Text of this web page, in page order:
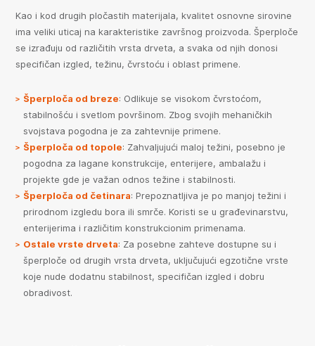
Kao i kod drugih pločastih materijala, kvalitet osnovne sirovine
ima veliki uticaj na karakteristike završnog proizvoda. Šperploče
se izrađuju od različitih vrsta drveta, a svaka od njih donosi
specifičan izgled, težinu, čvrstoću i oblast primene.
Šperploča od breze: Odlikuje se visokom čvrstoćom,
stabilnošću i svetlom površinom. Zbog svojih mehaničkih
svojstava pogodna je za zahtevnije primene.
Šperploča od topole: Zahvaljujući maloj težini, posebno je
pogodna za lagane konstrukcije, enterijere, ambalažu i
projekte gde je važan odnos težine i stabilnosti.
Šperploča od četinara: Prepoznatljiva je po manjoj težini i
prirodnom izgledu bora ili smrče. Koristi se u građevinarstvu,
enterijerima i različitim konstrukcionim primenama.
Ostale vrste drveta: Za posebne zahteve dostupne su i
šperploče od drugih vrsta drveta, uključujući egzotične vrste
koje nude dodatnu stabilnost, specifičan izgled i dobru
obradivost.